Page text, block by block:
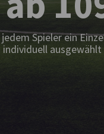
Spieler ein
ausgewählt